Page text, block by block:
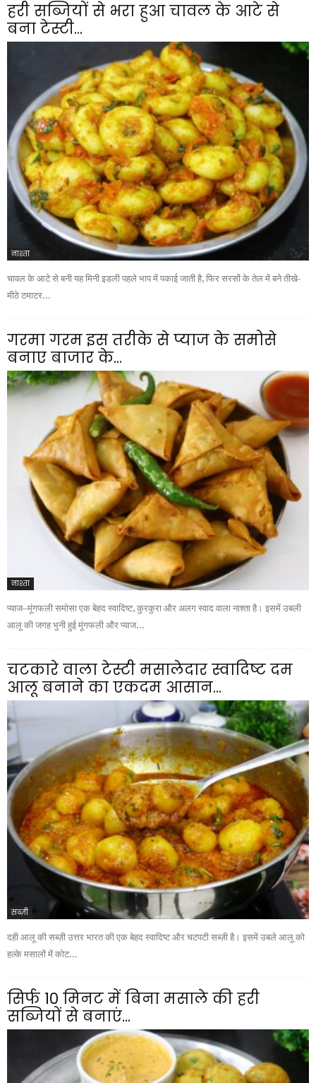
हरी सब्जियों से भरा हुआ चावल के आटे से
बना टेस्टी...
नाश्ता
चावल के आटे से बनी यह मिनी इडली पहले भाप में पकाई जाती है, फिर सरसों के तेल में बने तीखे-
मीठे टमाटर...
गरमा गरम इस तरीके से प्याज के समोसे
बनाए बाजार के...
नाश्ता
प्याज–मूंगफली समोसा एक बेहद स्वादिष्ट, कुरकुरा और अलग स्वाद वाला नाश्ता है। इसमें उबली
आलू की जगह भुनी हुई मूंगफली और प्याज...
चटकारे वाला टेस्टी मसालेदार स्वादिष्ट दम
आलू बनाने का एकदम आसान...
सब्ज़ी
दही आलू की सब्ज़ी उत्तर भारत की एक बेहद स्वादिष्ट और चटपटी सब्ज़ी है। इसमें उबले आलू को
हल्के मसालों में कोट...
सिर्फ 10 मिनट में बिना मसाले की हरी
सब्जियों से बनाएं...